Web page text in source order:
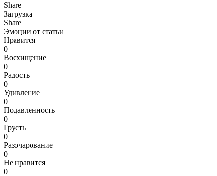
Share
Загрузка
Share
Эмоции от статьи
Нравится
0
Восхищение
0
Радость
0
Удивление
0
Подавленность
0
Грусть
0
Разочарование
0
Не нравится
0